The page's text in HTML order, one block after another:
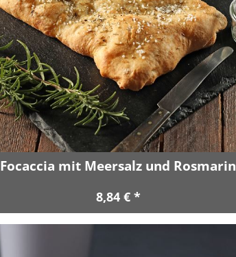
Focaccia mit Meersalz und Rosmarin
8,84 € *